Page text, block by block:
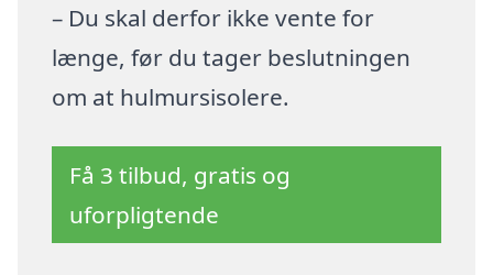
– Du skal derfor ikke vente for
længe, før du tager beslutningen
om at hulmursisolere.
Få 3 tilbud, gratis og
uforpligtende